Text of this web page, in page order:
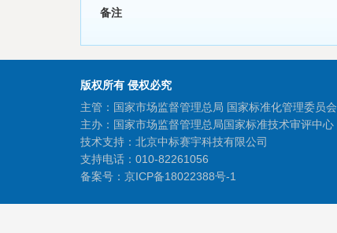
备注
版权所有 侵权必究
主管：国家市场监督管理总局 国家标准化管理委员会
主办：国家市场监督管理总局国家标准技术审评中心
技术支持：北京中标赛宇科技有限公司
支持电话：010-82261056
备案号： 京ICP备18022388号-1